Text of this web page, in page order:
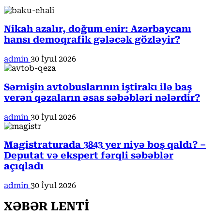
Nikah azalır, doğum enir: Azərbaycanı
hansı demoqrafik gələcək gözləyir?
admin 30 İyul 2026
Sərnişin avtobuslarının iştirakı ilə baş
verən qəzaların əsas səbəbləri nələrdir?
admin 30 İyul 2026
Magistraturada 3843 yer niyə boş qaldı? –
Deputat və ekspert fərqli səbəblər
açıqladı
admin 30 İyul 2026
XƏBƏR LENTİ